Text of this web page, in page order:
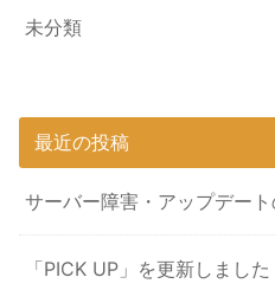
未分類
最近の投稿
サーバー障害・アップデー
「PICK UP」を更新しました